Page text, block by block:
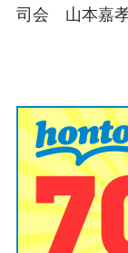
司会 山本嘉孝